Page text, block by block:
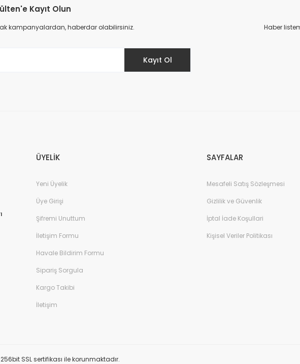
Kayıt Olun
kampanyalardan, haberdar olabilirsiniz.
Kayıt Ol
Haber
ÜYELİK
Yeni Üyelik
Üye Girişi
Şifremi Unuttum
İletişim Formu
Havale Bildirim Formu
Sipariş Sorgula
Kargo Takibi
İletişim
SAYFALAR
Mesafeli Satış Sözleşmesi
Gizlilik ve Güvenlik
İptal İade Koşullari
Kişisel Veriler Politikası
SSL sertifikası ile korunmaktadır.